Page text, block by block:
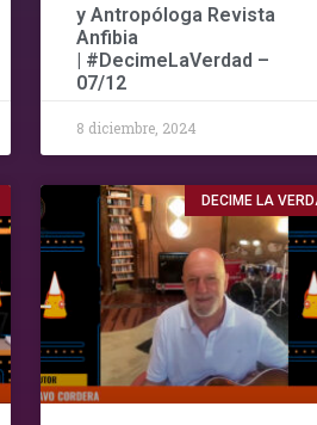
y Antropóloga Revista
Anfibia
| #DecimeLaVerdad –
07/12
8 diciembre, 2024
DECIME LA